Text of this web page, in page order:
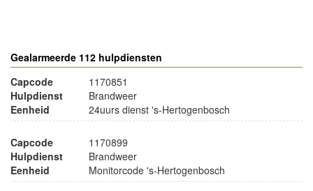
Gealarmeerde 112 hulpdiensten
Capcode
1170851
Hulpdienst
Brandweer
Eenheid
24uurs dienst 's-Hertogenbosch
Capcode
1170899
Hulpdienst
Brandweer
Eenheid
Monitorcode 's-Hertogenbosch